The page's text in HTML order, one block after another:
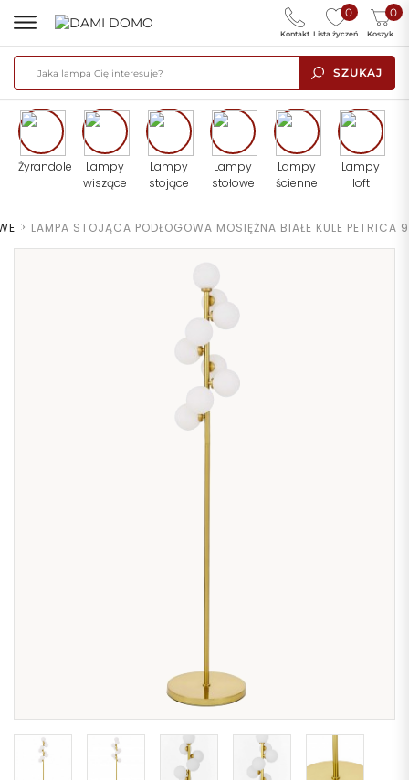
SZUKAJ
0
Lista życzeń
0
Koszyk
Kontakt
Żyrandole
Lampy
wiszące
Lampy
stojące
Lampy
stołowe
Lampy
ścienne
Lampy
loft
> LAMPA STOJĄCA PODŁOGOWA MOSIĘŻNA BIAŁE KULE PETRICA 9